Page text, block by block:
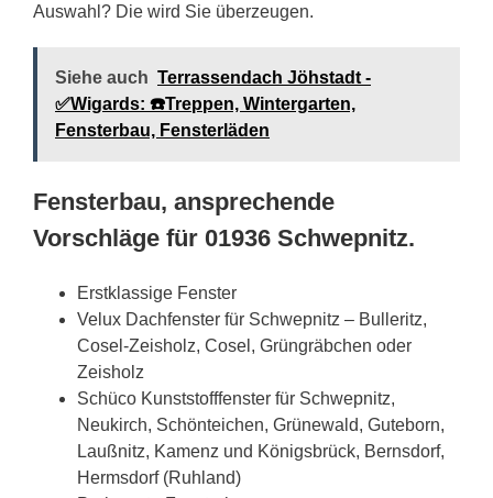
Auswahl? Die wird Sie überzeugen.
Siehe auch Terrassendach Jöhstadt -
✅Wigards: ☎️Treppen, Wintergarten,
Fensterbau, Fensterläden
Fensterbau, ansprechende
Vorschläge für 01936 Schwepnitz.
Erstklassige Fenster
Velux Dachfenster für Schwepnitz – Bulleritz,
Cosel-Zeisholz, Cosel, Grüngräbchen oder
Zeisholz
Schüco Kunststofffenster für Schwepnitz,
Neukirch, Schönteichen, Grünewald, Guteborn,
Laußnitz, Kamenz und Königsbrück, Bernsdorf,
Hermsdorf (Ruhland)